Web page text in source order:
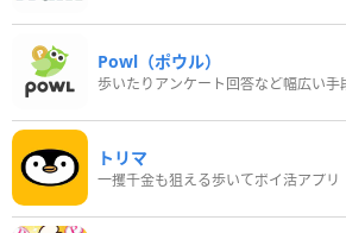
Powl（ポウル）
トリマ
一攫千金も狙える歩いてポイ活アプリ